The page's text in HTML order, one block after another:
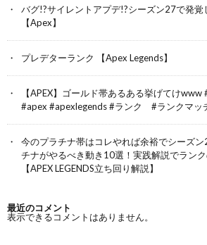
バグ!?サイレントアプデ!?シーズン27で発
【Apex】
プレデターランク 【Apex Legends】
【APEX】ゴールド帯あるある挙げてけ
#apex #apexlegends #ランク #ランクマッ
今のプラチナ帯はコレやれば余裕でシーズ
チナがやるべき動き10選！実践解説でラン
【APEX LEGENDS立ち回り解説】
最近のコメント
表示できるコメントはありません。